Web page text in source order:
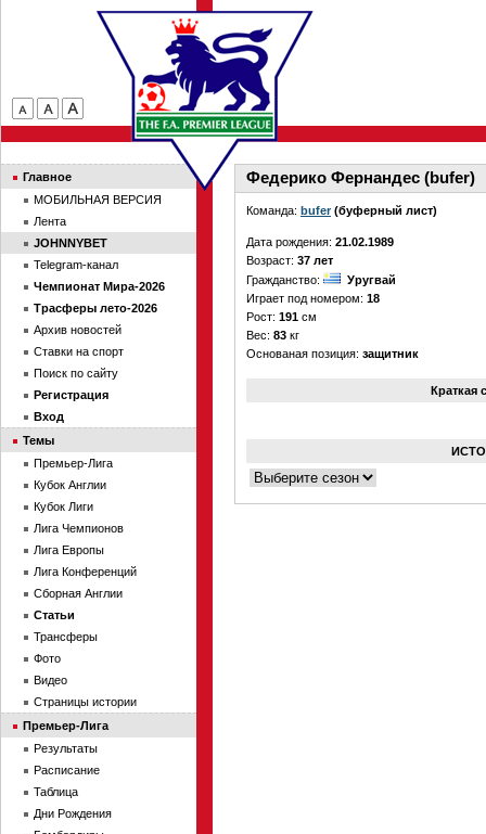
Федерико Фернандес (bufer)
Команда: bufer(буферный лист)
Дата рождения: 21.02.1989
Возраст: 37 лет
Гражданство:
Уругвай
Играет под номером: 18
Рост: 191 см
Вес: 83 кг
Основаная позиция: защитник
Краткая
Главное
МОБИЛЬНАЯ ВЕРСИЯ
Лента
JOHNNYBET
Telegram-канал
Чемпионат Мира-2026
Трасферы лето-2026
Архив новостей
Ставки на спорт
Поиск по сайту
Регистрация
Вход
Темы
Премьер-Лига
Кубок Англии
Кубок Лиги
Лига Чемпионов
Лига Европы
Лига Конференций
Сборная Англии
Статьи
Трансферы
Фото
Видео
Страницы истории
Премьер-Лига
Результаты
Расписание
Таблица
Дни Рождения